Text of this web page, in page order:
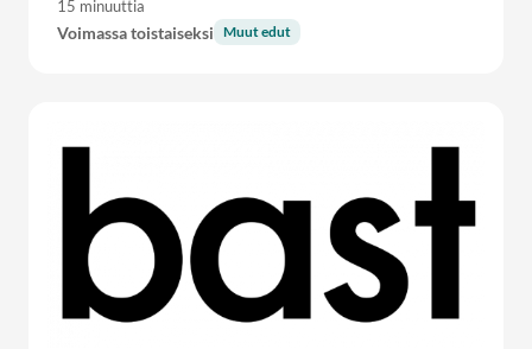
15 minuuttia
Voimassa toistaiseksi Muut edut